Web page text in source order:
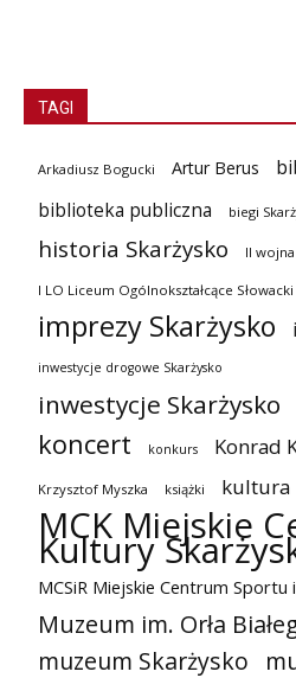
TAGI
Arkadiusz Bogucki Artur Berus
biblioteka publiczna
biegi
historia Skarżysko II
I LO Liceum Ogólnokształcące
imprezy Skarżysko
inwestycje drogowe Skarżysko
inwestycje Skarżysko
koncert konkurs Konrad
Krzysztof Myszka książki kultura
MCK Miejskie
Kultury
MCSiR Miejskie Centrum Sportu
Muzeum im. Orła
muzeum Skarżysko